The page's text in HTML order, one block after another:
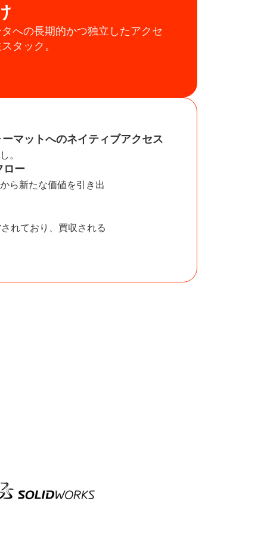
への長期的かつ独立したアクセ
タック。
マットへのネイティブアクセス
。
ロー
ら新たな価値を引き出
れており、買収される